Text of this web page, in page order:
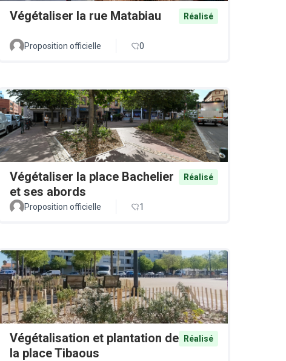
Végétaliser la rue Matabiau Réalisé
Proposition officielle 0
Végétaliser la place Bachelier
et ses abords
Réalisé
Proposition officielle 1
Végétalisation et plantation de
la place Tibaous
Réalisé